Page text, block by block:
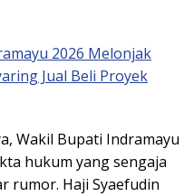
2026 Melonjak
Jual Beli Proyek
Wakil Bupati Indramayu
hukum yang sengaja
rumor. Haji Syaefudin